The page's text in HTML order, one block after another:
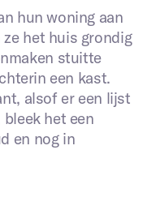
hun woning aan
het huis grondig
stuitte
een kast.
alsof er een lijst
het een
en nog in